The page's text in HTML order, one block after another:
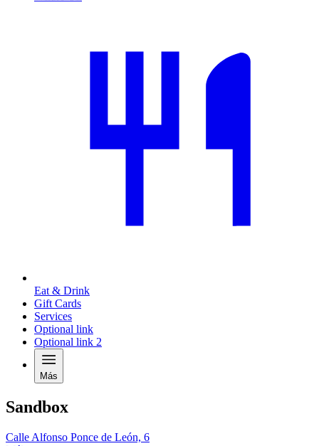
Eat & Drink
Gift Cards
Services
Optional link
Optional link 2
Más
Sandbox
Calle Alfonso Ponce de León, 6